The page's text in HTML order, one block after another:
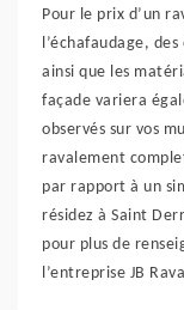
Pour le prix d’un
l’échafaudage,
ainsi que les
façade variera
observés sur vos
ravalement
par rapport à un
résidez à Saint
pour plus de
l’entreprise JB